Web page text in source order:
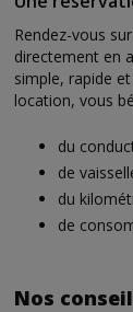
Rendez-vous
directement en
simple, rapide
location, vous
du
de
du
de
Nos